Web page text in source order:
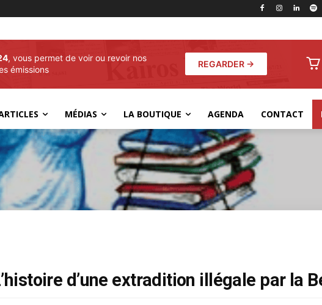
, vous permet de voir ou revoir nos
émissions
REGARDER →
MÉDIAS LA BOUTIQUE AGENDA CONTACT
d’une extradition illégale par la